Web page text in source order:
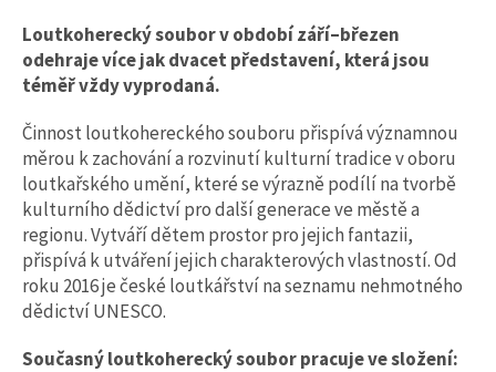
Loutkoherecký soubor v období září–březen
odehraje více jak dvacet představení, která jsou
téměř vždy vyprodaná.
Činnost loutkohereckého souboru přispívá významnou
měrou k zachování a rozvinutí kulturní tradice v oboru
loutkařského umění, které se výrazně podílí na tvorbě
kulturního dědictví pro další generace ve městě a
regionu. Vytváří dětem prostor pro jejich fantazii,
přispívá k utváření jejich charakterových vlastností. Od
roku 2016 je české loutkářství na seznamu nehmotného
dědictví UNESCO.
Současný loutkoherecký soubor pracuje ve složení: